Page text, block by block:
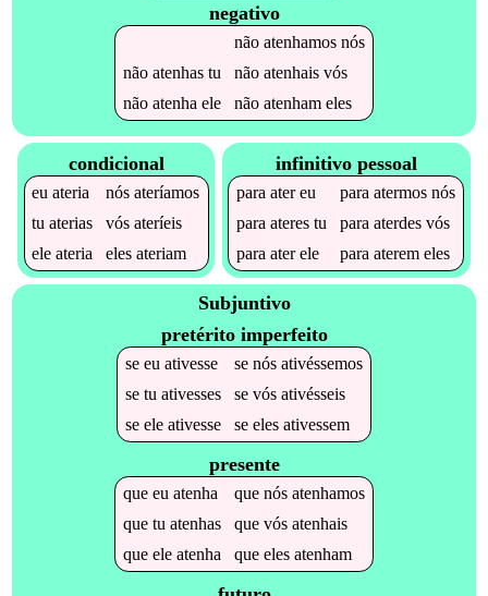
negativo
não atenhamosnós
não atenhastu não atenhaisvós
não atenha ele não atenhameles
condicional
euateria nósateríamos
tuaterias vósateríeis
eleateria elesateriam
infinitivo pessoal
paraatereu paraatermos nós
paraateres tu paraaterdes vós
paraaterele paraaterem eles
Subjuntivo
pretérito imperfeito
se eu ativesse se nós ativéssemos
se tu ativesses se vós ativésseis
se ele ativesse se eles ativessem
presente
que eu atenha que nós atenhamos
que tu atenhas que vós atenhais
que ele atenha que eles atenham